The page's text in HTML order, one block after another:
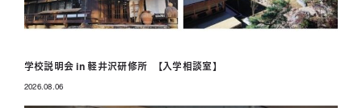
学校説明会 in 軽井沢研修所 【入学相談室】
2026.08.06